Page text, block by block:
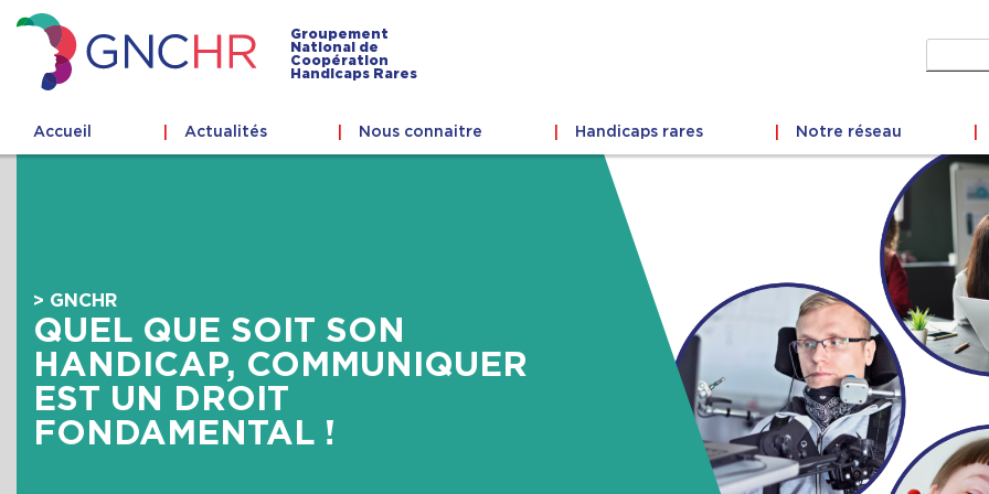
to
content
GNCHR
Groupement
National de
Coopération
Handicaps Rares
Accueil Actualités Nous connaitre Handicaps rares Notre réseau
> GNCHR
QUEL QUE SOIT SON
HANDICAP, COMMUNIQUER
EST UN DROIT
FONDAMENTAL !